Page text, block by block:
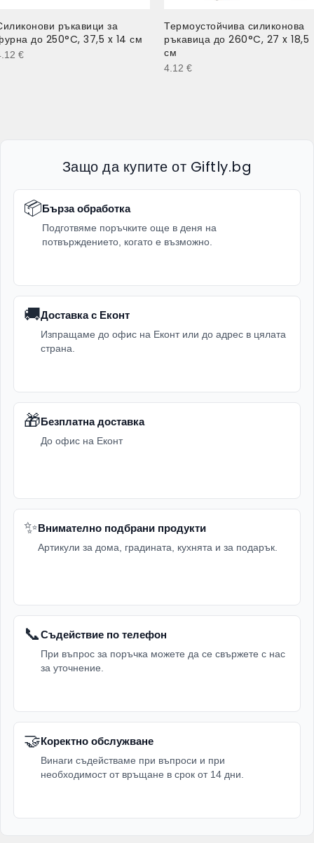
ръкавици за
до 250°C, 37,5 x 14 см
€
Термоустойчива силиконова
ръкавица до 260°C, 27 x 18,5
см
4.12 €
Защо да купите от Giftly.bg
📦Бърза обработка
Подготвяме поръчките още в деня на
потвърждението, когато е възможно.
🚚Доставка с Еконт
Изпращаме до офис на Еконт или до адрес в цялата
страна.
🎁Безплатна доставка
До офис на Еконт
✨Внимателно подбрани продукти
Артикули за дома, градината, кухнята и за подарък.
📞Съдействие по телефон
При въпрос за поръчка можете да се свържете с нас
за уточнение.
🤝Коректно обслужване
Винаги съдействаме при въпроси и при
необходимост от връщане в срок от 14 дни.